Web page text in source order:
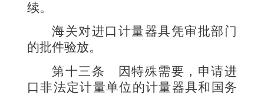
续。
海关对进口计量器具凭审批部门
的批件验放。
第十三条
因特殊需要，申请进
口非法定计量单位的计量器具和国务